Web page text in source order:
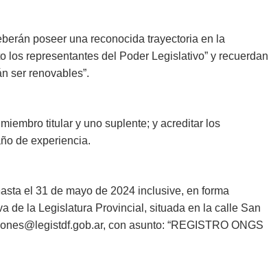
poseer una reconocida trayectoria en la
representantes del Poder Legislativo” y recuerdan
ser renovables”.
titular y uno suplente; y acreditar los
de experiencia.
el 31 de mayo de 2024 inclusive, en forma
de la Legislatura Provincial, situada en la calle San
con asunto: “REGISTRO ONGS